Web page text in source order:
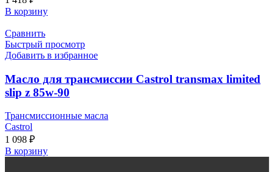
В корзину
Сравнить
Быстрый просмотр
Добавить в избранное
Масло для трансмиссии Castrol transmax limited
slip z 85w-90
Трансмиссионные масла
Castrol
1 098 ₽
В корзину